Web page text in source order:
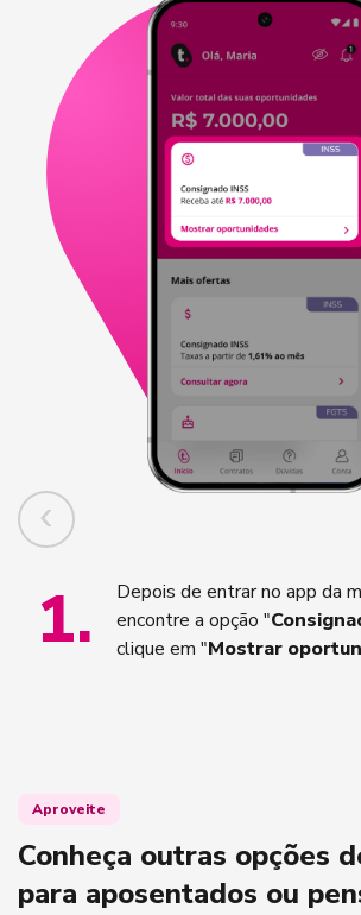
1.
Depois de entrar no app da
encontre a opção "
clique em "Mostrar
Aproveite
Conheça outras opções
para aposentados ou